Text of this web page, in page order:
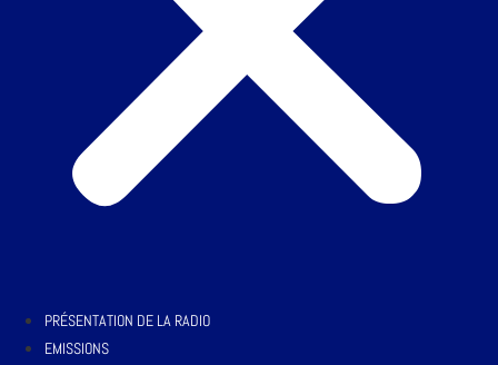
PRÉSENTATION DE LA RADIO
EMISSIONS